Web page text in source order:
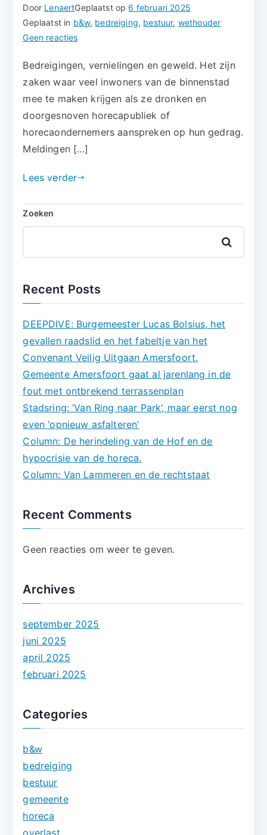
Door LenaertGeplaatst op 6 februari 2025
Geplaatst in b&w, bedreiging, bestuur, wethouder
Geen reactiesop
Van
Lammeren
en
de
Bedreigingen, vernielingen en geweld. Het zijn
zaken waar veel inwoners van de binnenstad
mee te maken krijgen als ze dronken en
doorgesnoven horecapubliek of
horecaondernemers aanspreken op hun gedrag.
Meldingen […]
Lees verder
Zoeken
Zoeken
Recent Posts
DEEPDIVE: Burgemeester Lucas Bolsius, het
gevallen raadslid en het fabeltje van het
Convenant Veilig Uitgaan Amersfoort.
Gemeente Amersfoort gaat al jarenlang in de
fout met ontbrekend terrassenplan
Stadsring: ‘Van Ring naar Park’, maar eerst nog
even ‘opnieuw asfalteren’
Column: De herindeling van de Hof en de
hypocrisie van de horeca.
Column: Van Lammeren en de rechtstaat
Recent Comments
Geen reacties om weer te geven.
Archives
september 2025
juni 2025
april 2025
februari 2025
Categories
b&w
bedreiging
bestuur
gemeente
horeca
overlast